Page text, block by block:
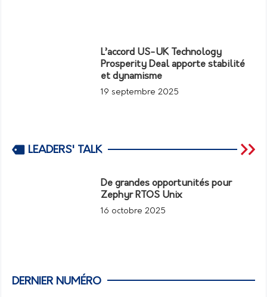
L’accord US-UK Technology
Prosperity Deal apporte stabilité
et dynamisme
19 septembre 2025
LEADERS' TALK
De grandes opportunités pour
Zephyr RTOS Unix
16 octobre 2025
DERNIER NUMÉRO